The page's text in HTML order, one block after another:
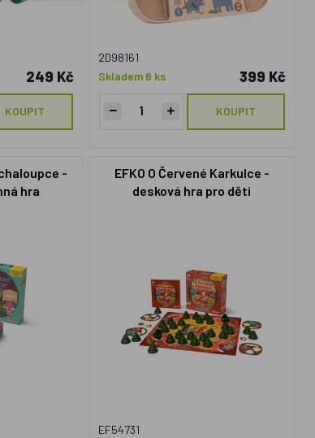
249 Kč
KOUPIT
2D98161
Skladem 6 ks
399 Kč
KOUPIT
-
hra
EFKO O Červené Karkulce -
desková hra pro děti
EF54731